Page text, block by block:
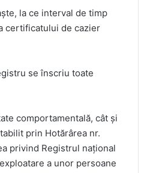
la ce interval de timp
certificatului de cazier
se înscriu toate
comportamentală, cât și
prin Hotărârea nr.
privind Registrul național
a unor persoane